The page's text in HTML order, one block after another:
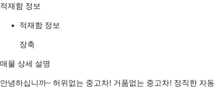
적재함 정보
적재함 정보
장축
매물 상세 설명
안녕하십니까~ 허위없는 중고차! 거품없는 중고차! 정직한 자동